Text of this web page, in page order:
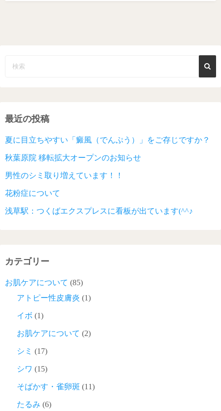
最近の投稿
夏に目立ちやすい「癜風（でんぷう）」をご存じですか？
秋葉原院 移転拡大オープンのお知らせ
男性のシミ取り増えています！！
花粉症について
浅草駅：つくばエクスプレスに看板が出ています(^^♪
カテゴリー
お肌ケアについて (85)
アトピー性皮膚炎 (1)
イボ (1)
お肌ケアについて (2)
シミ (17)
シワ (15)
そばかす・雀卵斑 (11)
たるみ (6)